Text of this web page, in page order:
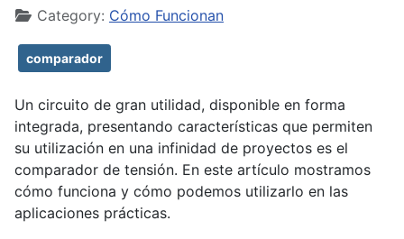
Category: Cómo Funcionan
comparador
Un circuito de gran utilidad, disponible en forma
integrada, presentando características que permiten
su utilización en una infinidad de proyectos es el
comparador de tensión. En este artículo mostramos
cómo funciona y cómo podemos utilizarlo en las
aplicaciones prácticas.